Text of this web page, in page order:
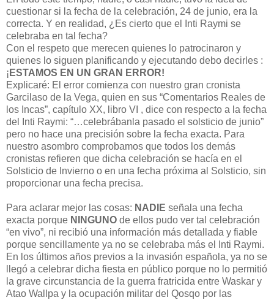
cuestionar si la fecha de la celebración, 24 de junio, era la
correcta. Y en realidad, ¿Es cierto que el Inti Raymi se
celebraba en tal fecha?
Con el respeto que merecen quienes lo patrocinaron y
quienes lo siguen planificando y ejecutando debo decirles :
¡ ESTAMOS EN UN GRAN ERROR!
Explicaré: El error comienza con nuestro gran cronista
Garcilaso de la Vega, quien en sus “Comentarios Reales de
los Incas”, capítulo XX, libro VI , dice con respecto a la fecha
del Inti Raymi: “…celebrábanla pasado el solsticio de junio”
pero no hace una precisión sobre la fecha exacta. Para
nuestro asombro comprobamos que todos los demás
cronistas refieren que dicha celebración se hacía en el
Solsticio de Invierno o en una fecha próxima al Solsticio, sin
proporcionar una fecha precisa.
Para aclarar mejor las cosas: NADIE señala una fecha
exacta porque NINGUNO de ellos pudo ver tal celebración
“en vivo”, ni recibió una información más detallada y fiable
porque sencillamente ya no se celebraba más el Inti Raymi.
En los últimos años previos a la invasión española, ya no se
llegó a celebrar dicha fiesta en público porque no lo permitió
la grave circunstancia de la guerra fratricida entre Waskar y
Atao Wallpa y la ocupación militar del Qosqo por las